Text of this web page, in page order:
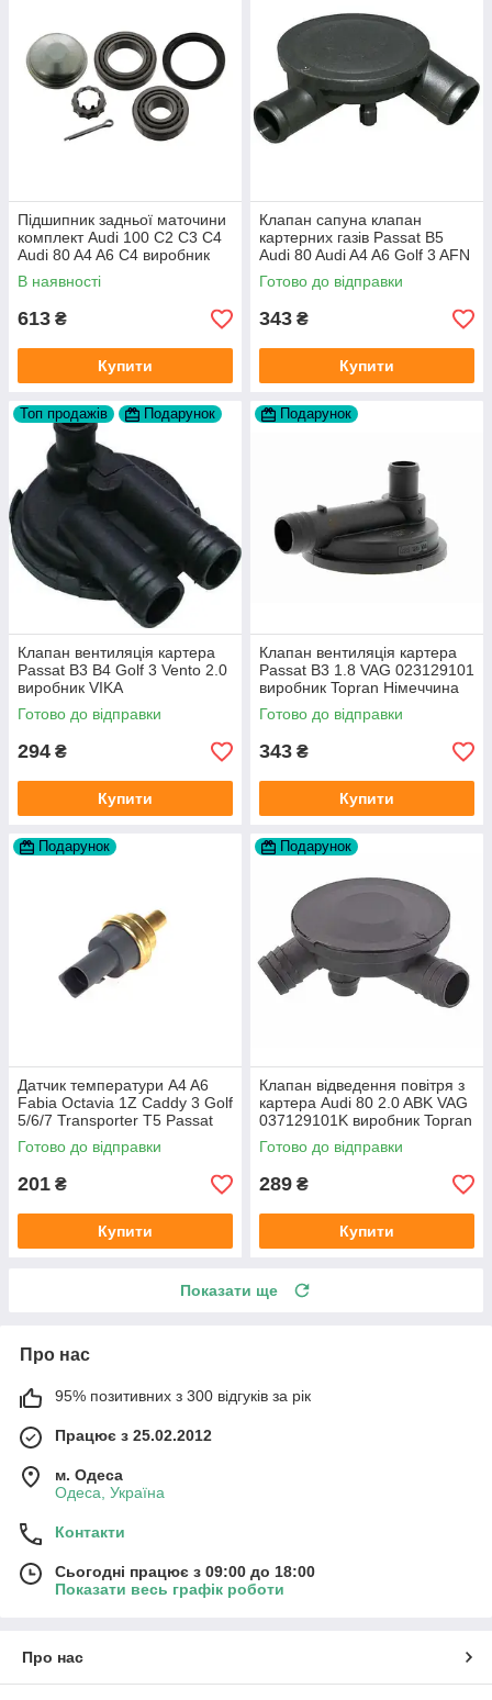
Підшипник задньої маточини
комплект Audi 100 C2 C3 C4
Audi 80 A4 A6 C4 виробник
FAG
В наявності
613 ₴
Купити
Клапан сапуна клапан
картерних газів Passat B5
Audi 80 Audi A4 A6 Golf 3 AFN
1Y AAZ 1Z AFF AEY AAZ AHB
AHU
Готово до відправки
343 ₴
Купити
Топ продажів Подарунок
Клапан вентиляція картера
Passat B3 B4 Golf 3 Vento 2.0
виробник VIKA
Готово до відправки
294 ₴
Купити
Подарунок
Клапан вентиляція картера
Passat B3 1.8 VAG 023129101
виробник Topran Німеччина
Готово до відправки
343 ₴
Купити
Подарунок
Датчик температури A4 A6
Fabia Octavia 1Z Caddy 3 Golf
5/6/7 Transporter T5 Passat
B6 (колір сірий)
Готово до відправки
201 ₴
Купити
Подарунок
Клапан відведення повітря з
картера Audi 80 2.0 ABK VAG
037129101K виробник Topran
Німеччина
Готово до відправки
289 ₴
Купити
Показати ще
Про нас
95% позитивних з 300 відгуків за рік
Працює з 25.02.2012
м. Одеса
Одеса, Україна
Контакти
Сьогодні працює з 09:00 до 18:00
Показати весь графік роботи
Про нас